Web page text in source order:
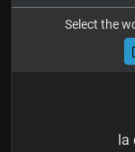
Select the